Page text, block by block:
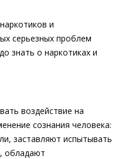
и
серьезных проблем
знать о наркотиках и
воздействие на
сознания человека:
заставляют испытывать
обладают